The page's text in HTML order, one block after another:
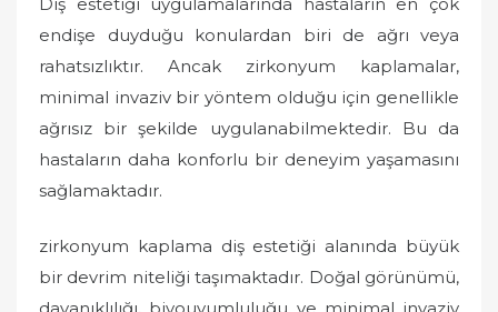
endişe duyduğu konulardan biri de ağrı veya
rahatsızlıktır. Ancak zirkonyum kaplamalar,
minimal invaziv bir yöntem olduğu için genellikle
ağrısız bir şekilde uygulanabilmektedir. Bu da
hastaların daha konforlu bir deneyim yaşamasını
sağlamaktadır.
zirkonyum kaplama diş estetiği alanında büyük
bir devrim niteliği taşımaktadır. Doğal görünümü,